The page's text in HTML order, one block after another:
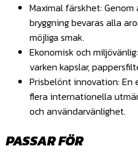
Maximal färskhet:
bryggning bevaras alla
möjliga smak.
Ekonomisk och
varken kapslar,
Prisbelönt innovation: En
flera internationella
och användarvänlighet.
PASSAR FÖR